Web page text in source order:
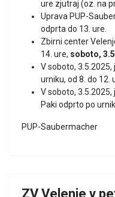
ure zjutraj (oz. na
Uprava PUP-
odprta do 13. ure.
Zbirni center
14. ure, soboto,
V soboto,
urniku, od 8. do 12.
V soboto,
Paki odprto po
PUP-Saubermacher
ZV Velenje v